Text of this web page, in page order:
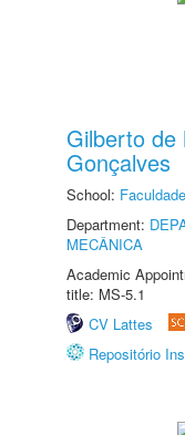
Gilberto de
Gonçalves
School:
Department:
MECÂNICA
Academic
title: MS-5.1
CV Lattes
Repositório